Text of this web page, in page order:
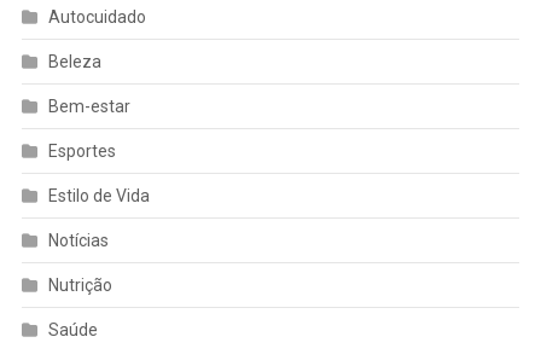
Autocuidado
Beleza
Bem-estar
Esportes
Estilo de Vida
Notícias
Nutrição
Saúde